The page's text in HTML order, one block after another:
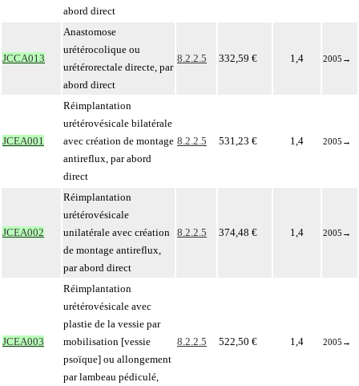
abord direct
JCCA013
Anastomose
urétérocolique ou
urétérorectale directe, par
abord direct
8.2.2.5 332,59 € 1,4 2005 →
JCEA001
Réimplantation
urétérovésicale bilatérale
avec création de montage
antireflux, par abord
direct
8.2.2.5 531,23 € 1,4 2005 →
JCEA002
Réimplantation
urétérovésicale
unilatérale avec création
de montage antireflux,
par abord direct
8.2.2.5 374,48 € 1,4 2005 →
JCEA003
Réimplantation
urétérovésicale avec
plastie de la vessie par
mobilisation [vessie
psoïque] ou allongement
par lambeau pédiculé,
8.2.2.5 522,50 € 1,4 2005 →